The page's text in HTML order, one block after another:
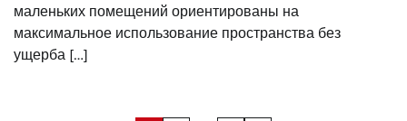
маленьких помещений ориентированы на
максимальное использование пространства без
ущерба […]